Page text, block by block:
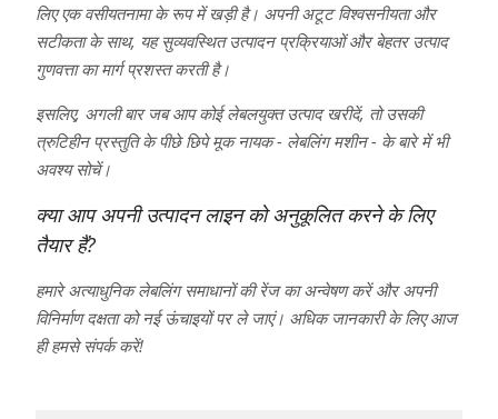
लिए एक वसीयतनामा के रूप में खड़ी है। अपनी अटूट विश्वसनीयता और
सटीकता के साथ, यह सुव्यवस्थित उत्पादन प्रक्रियाओं और बेहतर उत्पाद
गुणवत्ता का मार्ग प्रशस्त करती है।
इसलिए, अगली बार जब आप कोई लेबलयुक्त उत्पाद खरीदें, तो उसकी
त्रुटिहीन प्रस्तुति के पीछे छिपे मूक नायक - लेबलिंग मशीन - के बारे में भी
अवश्य सोचें।
क्या आप अपनी उत्पादन लाइन को अनुकूलित करने के लिए
तैयार हैं?
हमारे अत्याधुनिक लेबलिंग समाधानों की रेंज का अन्वेषण करें और अपनी
विनिर्माण दक्षता को नई ऊंचाइयों पर ले जाएं। अधिक जानकारी के लिए आज
ही हमसे संपर्क करें!